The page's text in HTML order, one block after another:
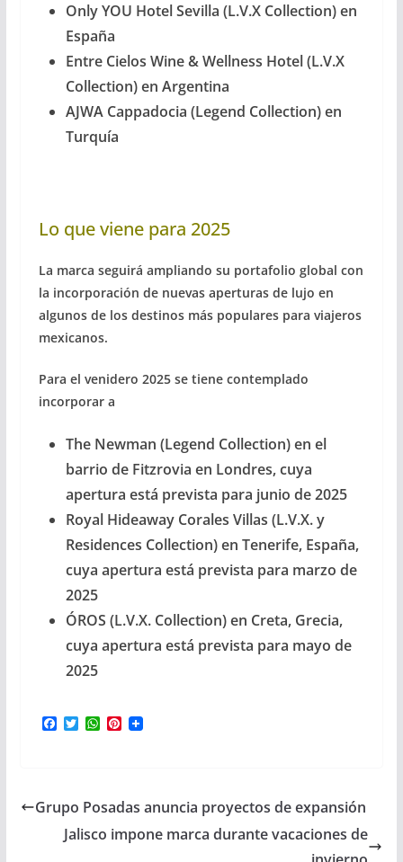
Only YOU Hotel Sevilla (L.V.X Collection) en
España
Entre Cielos Wine & Wellness Hotel (L.V.X
Collection) en Argentina
AJWA Cappadocia (Legend Collection) en
Turquía
Lo que viene para 2025
La marca seguirá ampliando su portafolio global con
la incorporación de nuevas aperturas de lujo en
algunos de los destinos más populares para viajeros
mexicanos.
Para el venidero 2025 se tiene contemplado
incorporar a
The Newman (Legend Collection) en el
barrio de Fitzrovia en Londres, cuya
apertura está prevista para junio de 2025
Royal Hideaway Corales Villas (L.V.X. y
Residences Collection) en Tenerife, España,
cuya apertura está prevista para marzo de
2025
ÓROS (L.V.X. Collection) en Creta, Grecia,
cuya apertura está prevista para mayo de
2025
F
o
T
r
W
p
P
e
t
Grupo Posadas anuncia proyectos de expansión
Jalisco impone marca durante vacaciones de